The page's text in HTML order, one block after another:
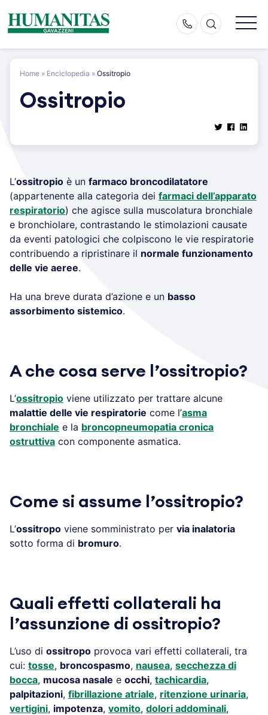
content
Home » Enciclopedia » Ossitropio
Ossitropio
L’ossitropio è un farmaco broncodilatatore
(appartenente alla categoria dei farmaci dell’apparato
respiratorio) che agisce sulla muscolatura bronchiale
e bronchiolare, contrastando le stimolazioni causate
da eventi patologici che colpiscono le vie respiratorie
contribuendo a ripristinare il normale funzionamento
delle vie aeree.
Ha una breve durata d’azione e un basso
assorbimento sistemico.
A che cosa serve l’ossitropio?
L’ossitropio viene utilizzato per trattare alcune
malattie delle vie respiratorie come l’asma
bronchiale e la broncopneumopatia cronica
ostruttiva con componente asmatica.
Come si assume l’ossitropio?
L’ossitropo viene somministrato per via inalatoria
sotto forma di bromuro.
Quali effetti collaterali ha
l’assunzione di ossitropio?
L’uso di ossitropo provoca vari effetti collaterali, tra
cui: tosse, broncospasmo, nausea, secchezza di
bocca, mucosa nasale e occhi, tachicardia,
palpitazioni, fibrillazione atriale, ritenzione urinaria,
vertigini, impotenza, vomito, dolori addominali,